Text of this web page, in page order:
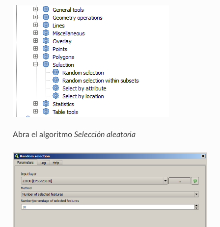
Abra el algoritmo Selección aleatoria